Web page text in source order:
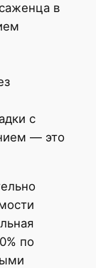
в
с
— это
по